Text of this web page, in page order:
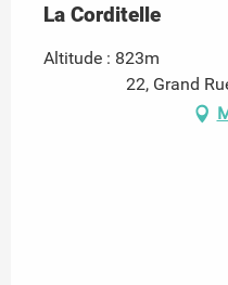
La Corditelle
Altitude : 823m
22, Grand